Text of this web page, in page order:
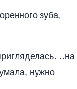
зуба,
нужно